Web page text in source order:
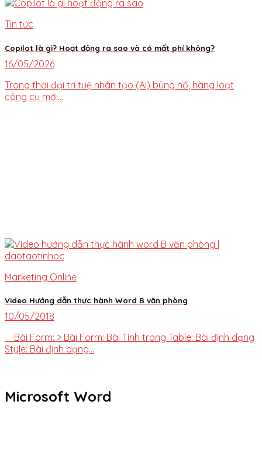
Tin tức
Copilot là gì? Hoạt động ra sao và có mất phí không?
16/05/2026
Trong thời đại trí tuệ nhân tạo (AI) bùng nổ, hàng loạt
công cụ mới...
Marketing Online
Video Hướng dẫn thực hành Word B văn phòng
10/05/2018
Bài Form: > Bài Form: Bài Tính trong Table: Bài định dạng
Style: Bài định dạng...
Microsoft Word